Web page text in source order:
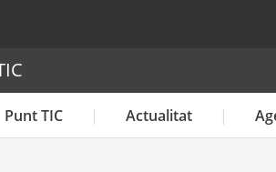
Punt TIC Actualitat